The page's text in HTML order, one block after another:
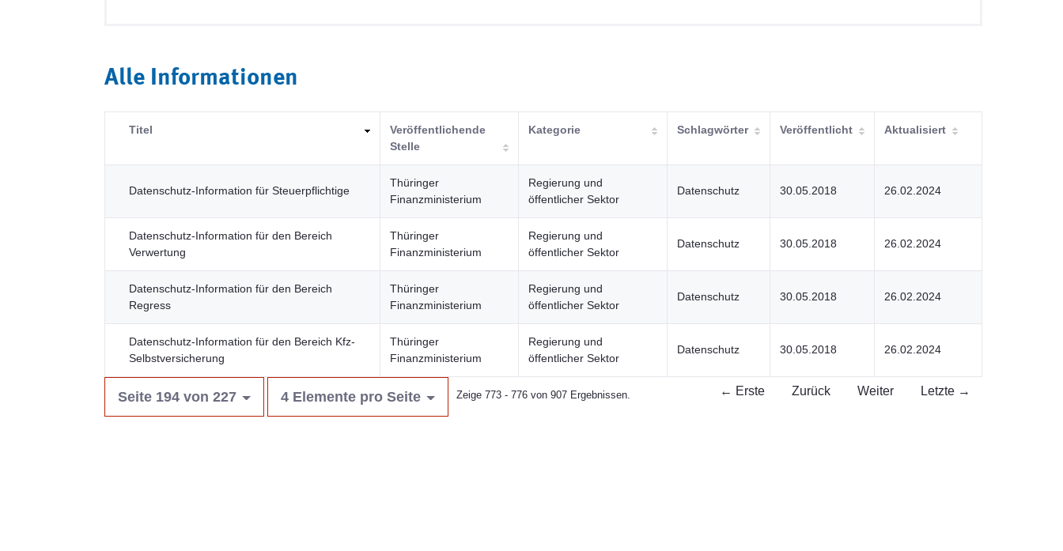
Alle Informationen
Titel
Veröffentlichende
Stelle
Kategorie Schlagwörter Veröffentlicht Aktualisiert
Datenschutz-Information für Steuerpflichtige
Thüringer
Finanzministerium
Regierung und
öffentlicher Sektor
Datenschutz 30.05.2018 26.02.2024
Datenschutz-Information für den Bereich
Verwertung
Thüringer
Finanzministerium
Regierung und
öffentlicher Sektor
Datenschutz 30.05.2018 26.02.2024
Datenschutz-Information für den Bereich
Regress
Thüringer
Finanzministerium
Regierung und
öffentlicher Sektor
Datenschutz 30.05.2018 26.02.2024
Datenschutz-Information für den Bereich Kfz-
Selbstversicherung
Thüringer
Finanzministerium
Regierung und
öffentlicher Sektor
Datenschutz 30.05.2018 26.02.2024
Seite 194 von 227 4 Elemente pro Seite Zeige 773 - 776 von 907 Ergebnissen. ← Erste Zurück Weiter Letzte →